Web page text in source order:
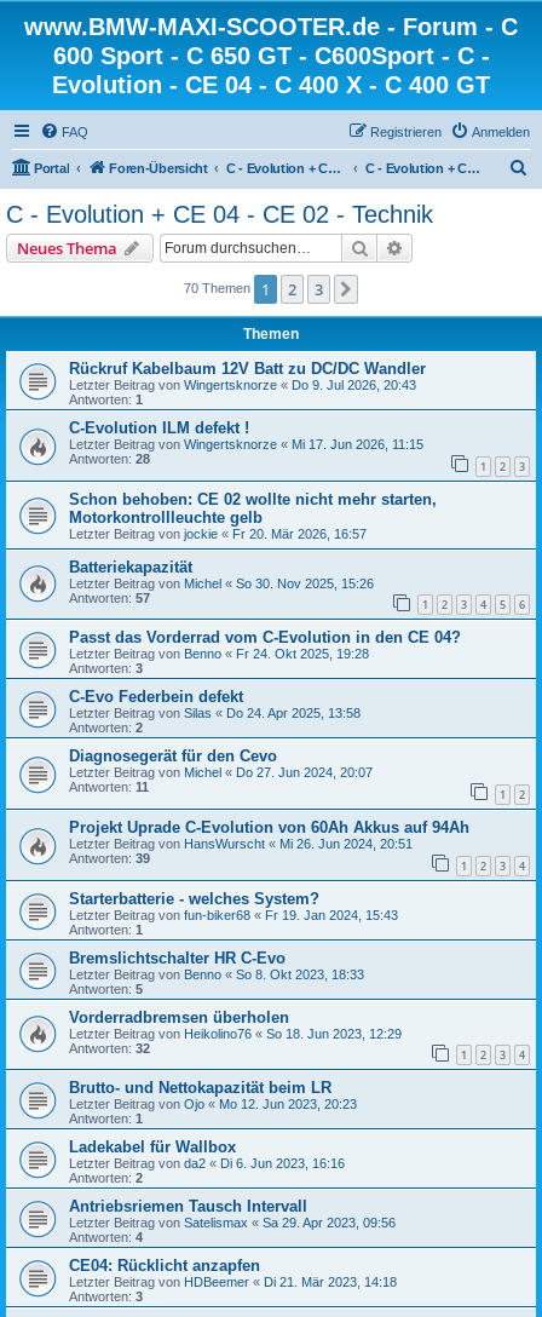
www.BMW-MAXI-SCOOTER.de - Forum - C
600 Sport - C 650 GT - C600Sport - C -
Evolution - CE 04 - C 400 X - C 400 GT
FAQ Anmelden
Registrieren
Portal Foren-Übersicht C - Evolution + CE 04 + CE 02 - die Elektroscooter von BMW C - Evolution + CE 04 - CE 02 - Technik
C - Evolution + CE 04 - CE 02 - Technik
Neues Thema Suche
70 Themen 1 2 3
Themen
Rückruf Kabelbaum 12V Batt zu DC/DC Wandler
Letzter Beitrag von Wingertsknorze « Do 9. Jul 2026, 20:43
Antworten: 1
C-Evolution ILM defekt !
Letzter Beitrag von Wingertsknorze « Mi 17. Jun 2026, 11:15
Antworten: 28 1 2 3
Schon behoben: CE 02 wollte nicht mehr starten,
Motorkontrollleuchte gelb
Letzter Beitrag von jockie « Fr 20. Mär 2026, 16:57
Batteriekapazität
Letzter Beitrag von Michel « So 30. Nov 2025, 15:26
Antworten: 57 1 2 3 4 5 6
Passt das Vorderrad vom C-Evolution in den CE 04?
Letzter Beitrag von Benno « Fr 24. Okt 2025, 19:28
Antworten: 3
C-Evo Federbein defekt
Letzter Beitrag von Silas « Do 24. Apr 2025, 13:58
Antworten: 2
Diagnosegerät für den Cevo
Letzter Beitrag von Michel « Do 27. Jun 2024, 20:07
Antworten: 11 1 2
Projekt Uprade C-Evolution von 60Ah Akkus auf 94Ah
Letzter Beitrag von HansWurscht « Mi 26. Jun 2024, 20:51
Antworten: 39 1 2 3 4
Starterbatterie - welches System?
Letzter Beitrag von fun-biker68 « Fr 19. Jan 2024, 15:43
Antworten: 1
Bremslichtschalter HR C-Evo
Letzter Beitrag von Benno « So 8. Okt 2023, 18:33
Antworten: 5
Vorderradbremsen überholen
Letzter Beitrag von Heikolino76 « So 18. Jun 2023, 12:29
Antworten: 32 1 2 3 4
Brutto- und Nettokapazität beim LR
Letzter Beitrag von Ojo « Mo 12. Jun 2023, 20:23
Antworten: 1
Ladekabel für Wallbox
Letzter Beitrag von da2 « Di 6. Jun 2023, 16:16
Antworten: 2
Antriebsriemen Tausch Intervall
Letzter Beitrag von Satelismax « Sa 29. Apr 2023, 09:56
Antworten: 4
CE04: Rücklicht anzapfen
Letzter Beitrag von HDBeemer « Di 21. Mär 2023, 14:18
Antworten: 3